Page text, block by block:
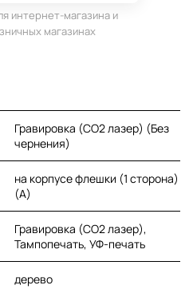
интернет-магазина и
магазинах
Гравировка (CO2 лазер) (Без
чернения)
на корпусе флешки (1 сторона)
(A)
Гравировка (CO2 лазер),
Тампопечать, УФ-печать
дерево